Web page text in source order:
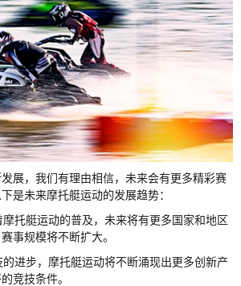
展，我们有理由相信，未来会有更多精彩赛
是未来摩托艇运动的发展趋势：
托艇运动的普及，未来将有更多国家和地区
事规模将不断扩大。
进步，摩托艇运动将不断涌现出更多创新产
竞技条件。